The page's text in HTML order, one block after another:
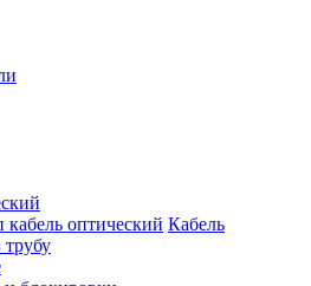
кабель оптический Кабель
трубу